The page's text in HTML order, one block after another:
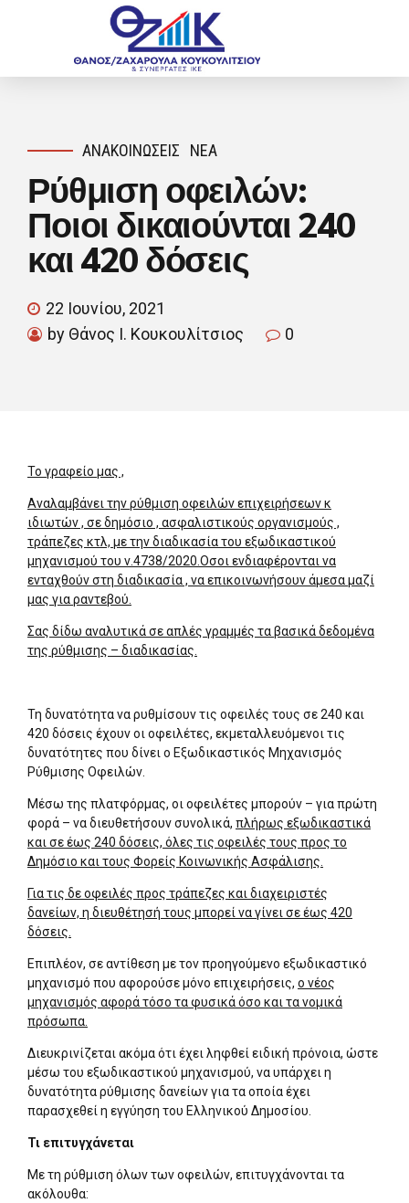
ΑΝΑΚΟΙΝΏΣΕΙΣ ΝΈΑ
Ρύθμιση οφειλών:
Ποιοι δικαιούνται 240
και 420 δόσεις
22 Ιουνίου, 2021
by Θάνος Ι. Κουκουλίτσιος
0
Το γραφείο μας ,
Αναλαμβάνει την ρύθμιση οφειλών επιχειρήσεων κ
ιδιωτών , σε δημόσιο , ασφαλιστικούς οργανισμούς ,
τράπεζες κτλ, με την διαδικασία του εξωδικαστικού
μηχανισμού του ν.4738/2020.Οσοι ενδιαφέρονται να
ενταχθούν στη διαδικασία , να επικοινωνήσουν άμεσα μαζί
μας για ραντεβού.
Σας δίδω αναλυτικά σε απλές γραμμές τα βασικά δεδομένα
της ρύθμισης – διαδικασίας.
Τη δυνατότητα να ρυθμίσουν τις οφειλές τους σε 240 και
420 δόσεις έχουν οι οφειλέτες, εκμεταλλευόμενοι τις
δυνατότητες που δίνει ο Εξωδικαστικός Μηχανισμός
Ρύθμισης Οφειλών.
Μέσω της πλατφόρμας, οι οφειλέτες μπορούν – για πρώτη
φορά – να διευθετήσουν συνολικά, πλήρως εξωδικαστικά
και σε έως 240 δόσεις, όλες τις οφειλές τους προς το
Δημόσιο και τους Φορείς Κοινωνικής Ασφάλισης.
Για τις δε οφειλές προς τράπεζες και διαχειριστές
δανείων, η διευθέτησή τους μπορεί να γίνει σε έως 420
δόσεις.
Επιπλέον, σε αντίθεση με τον προηγούμενο εξωδικαστικό
μηχανισμό που αφορούσε μόνο επιχειρήσεις, ο νέος
μηχανισμός αφορά τόσο τα φυσικά όσο και τα νομικά
πρόσωπα.
Διευκρινίζεται ακόμα ότι έχει ληφθεί ειδική πρόνοια, ώστε
μέσω του εξωδικαστικού μηχανισμού, να υπάρχει η
δυνατότητα ρύθμισης δανείων για τα οποία έχει
παρασχεθεί η εγγύηση του Ελληνικού Δημοσίου.
Τι επιτυγχάνεται
Με τη ρύθμιση όλων των οφειλών, επιτυγχάνονται τα
ακόλουθα: